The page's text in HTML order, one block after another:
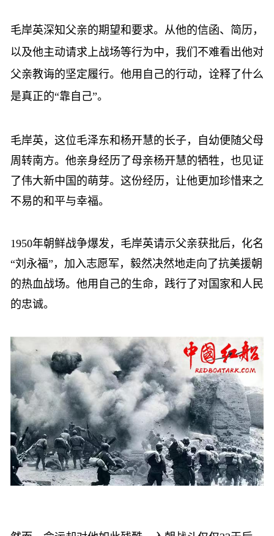
毛岸英深知父亲的期望和要求。从他的信函、简历，
以及他主动请求上战场等行为中，我们不难看出他对
父亲教诲的坚定履行。他用自己的行动，诠释了什么
是真正的“靠自己”。
毛岸英，这位毛泽东和杨开慧的长子，自幼便随父母
周转南方。他亲身经历了母亲杨开慧的牺牲，也见证
了伟大新中国的萌芽。这份经历，让他更加珍惜来之
不易的和平与幸福。
1950年朝鲜战争爆发，毛岸英请示父亲获批后，化名
“刘永福”，加入志愿军，毅然决然地走向了抗美援朝
的热血战场。他用自己的生命，践行了对国家和人民
的忠诚。